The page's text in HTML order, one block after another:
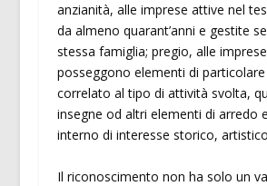
anzianità, alle imprese attive nel
da almeno quarant’anni e gestite
stessa famiglia; pregio, alle
posseggono elementi di
correlato al tipo di attività svolta,
insegne od altri elementi di arredo
interno di interesse storico,
Il riconoscimento non ha solo un